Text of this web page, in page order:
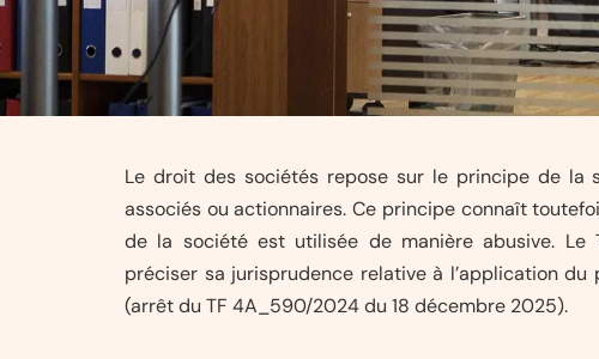
Le droit des sociétés repose sur le principe de la
associés ou actionnaires. Ce principe connaît
de la société est utilisée de manière abusive. Le
préciser sa jurisprudence relative à l’application
(arrêt du TF 4A_590/2024 du 18 décembre 2025).